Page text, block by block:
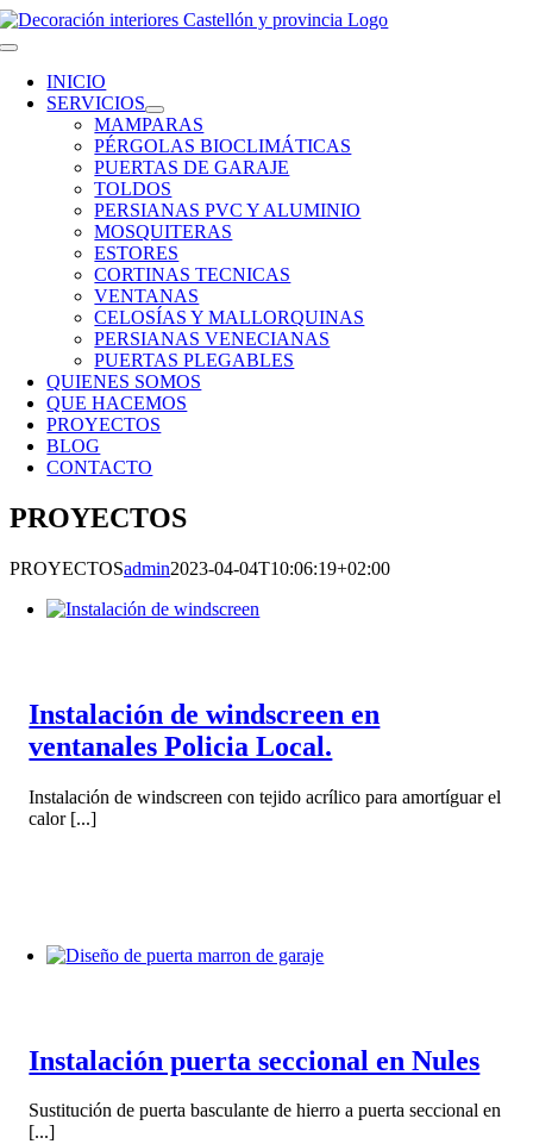
Saltar
al
Toggle
Navigation
INICIO
SERVICIOS
MAMPARAS
PÉRGOLAS BIOCLIMÁTICAS
PUERTAS DE GARAJE
TOLDOS
PERSIANAS PVC Y ALUMINIO
MOSQUITERAS
ESTORES
CORTINAS TECNICAS
VENTANAS
CELOSÍAS Y MALLORQUINAS
PERSIANAS VENECIANAS
PUERTAS PLEGABLES
QUIENES SOMOS
QUE HACEMOS
PROYECTOS
BLOG
CONTACTO
PROYECTOS
PROYECTOSadmin2023-04-04T10:06:19+02:00
Instalación de windscreen en
ventanales Policia Local.
Instalación de windscreen con tejido acrílico para amortíguar el
calor [...]
Instalación puerta seccional en Nules
Sustitución de puerta basculante de hierro a puerta seccional en
[...]